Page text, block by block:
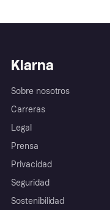
Klarna
Sobre nosotros
Carreras
Legal
Prensa
Privacidad
Seguridad
Sostenibilidad